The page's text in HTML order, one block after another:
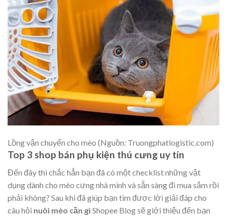
Lồng vận chuyển cho mèo (Nguồn: Truongphatlogistic.com)
Top 3 shop bán phụ kiện thú cưng uy tín
Đến đây thì chắc hẳn bạn đã có một checklist những vật
dụng dành cho mèo cưng nhà mình và sẵn sàng đi mua sắm rồi
phải không? Sau khi đã giúp bạn tìm được lời giải đáp cho
câu hỏi nuôi mèo cần gì Shopee Blog sẽ giới thiệu đến bạn